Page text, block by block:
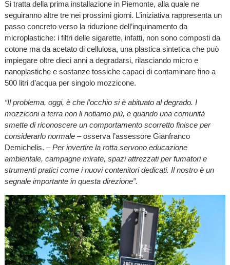
Si tratta della prima installazione in Piemonte, alla quale ne
seguiranno altre tre nei prossimi giorni. L’iniziativa rappresenta un
passo concreto verso la riduzione dell’inquinamento da
microplastiche: i filtri delle sigarette, infatti, non sono composti da
cotone ma da acetato di cellulosa, una plastica sintetica che può
impiegare oltre dieci anni a degradarsi, rilasciando micro e
nanoplastiche e sostanze tossiche capaci di contaminare fino a
500 litri d’acqua per singolo mozzicone.
“Il problema, oggi, è che l’occhio si è abituato al degrado. I
mozziconi a terra non li notiamo più, e quando una comunità
smette di riconoscere un comportamento scorretto finisce per
considerarlo normale – osserva l’assessore Gianfranco
Demichelis. –Per invertire la rotta servono educazione
ambientale, campagne mirate, spazi attrezzati per fumatori e
strumenti pratici come i nuovi contenitori dedicati. Il nostro è un
segnale importante in questa direzione”.